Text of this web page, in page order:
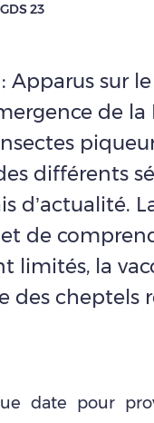
23
Apparus sur
de la
différents
d’actualité.
de
limités, la
des cheptels
date pour